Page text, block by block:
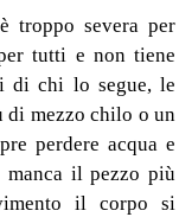
troppo severa per
tutti e non tiene
di chi lo segue, le
di mezzo chilo o un
perdere acqua e
manca il pezzo più
il corpo si